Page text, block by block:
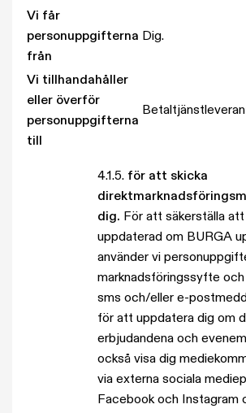
Vi får
personuppgifterna
från
Dig.
Vi tillhandahåller
eller överför
personuppgifterna
till
4.1.5. för att skicka
dig. För att säkerställa att
uppdaterad om BURGA
använder vi
marknadsföringssyfte och
sms och/eller e-
för att uppdatera dig om
erbjudandena och
också visa dig
via externa sociala
Facebook och Instagram